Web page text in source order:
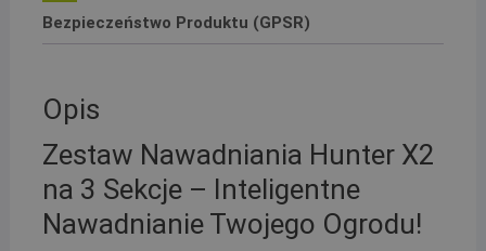
Hunter
X2
studzienka,
na
rurę
25
Bezpieczeństwo Produktu (GPSR)
Opis
Zestaw Nawadniania Hunter X2
na 3 Sekcje – Inteligentne
Nawadnianie Twojego Ogrodu!